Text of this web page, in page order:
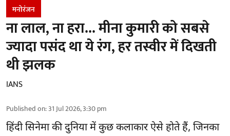
मनोरंजन
ना लाल, ना हरा... मीना कुमारी को सबसे
ज्यादा पसंद था ये रंग, हर तस्वीर में दिखती
थी झलक
IANS
Published on:31 Jul 2026, 3:30 pm
हिंदी सिनेमा की दुनिया में कुछ कलाकार ऐसे होते हैं, जिनका